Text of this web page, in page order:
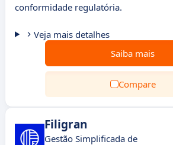
conformidade regulatória.
Veja mais detalhes
Saiba mais
Compare
Filigran
Gestão Simplificada de